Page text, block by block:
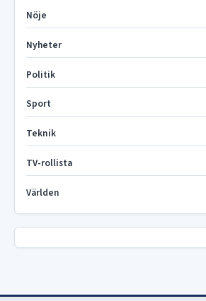
Nöje
Nyheter
Politik
Sport
Teknik
TV-rollista
Världen